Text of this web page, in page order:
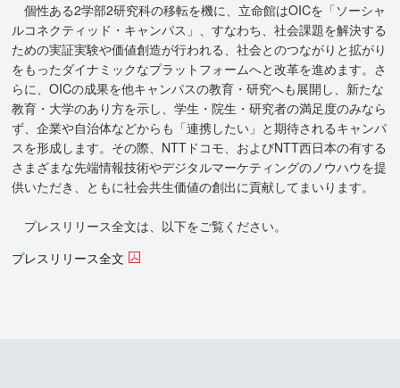
個性ある2学部2研究科の移転を機に、立命館はOICを「ソーシャ
ルコネクティッド・キャンパス」、すなわち、社会課題を解決する
ための実証実験や価値創造が行われる、社会とのつながりと拡がり
をもったダイナミックなプラットフォームへと改革を進めます。さ
らに、OICの成果を他キャンパスの教育・研究へも展開し、新たな
教育・大学のあり方を示し、学生・院生・研究者の満足度のみなら
ず、企業や自治体などからも「連携したい」と期待されるキャンパ
スを形成します。その際、NTTドコモ、およびNTT西日本の有する
さまざまな先端情報技術やデジタルマーケティングのノウハウを提
供いただき、ともに社会共生価値の創出に貢献してまいります。
プレスリリース全文は、以下をご覧ください。
プレスリリース全文